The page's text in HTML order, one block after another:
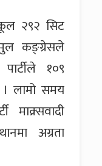
२९२ सिट
कङ्ग्रेसले
१०९
। लामो समय
माक्र्सवादी
अग्रता